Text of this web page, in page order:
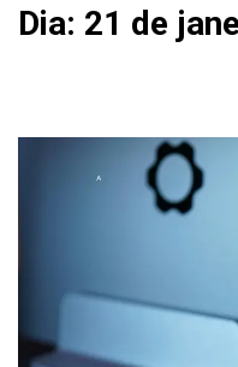
Dia: 21 de